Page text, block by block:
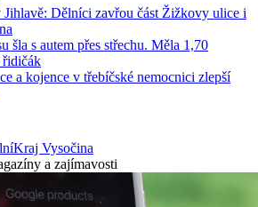
Dělníci zavřou část Žižkovy ulice i
šla s autem přes střechu. Měla 1,70
řidičák
a kojence v třebíčské nemocnici zlepší
Kraj Vysočina
a zajímavosti